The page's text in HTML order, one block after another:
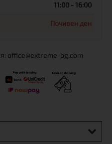
11:00 - 16:00
Почивен ден
office@extreme-bg.com